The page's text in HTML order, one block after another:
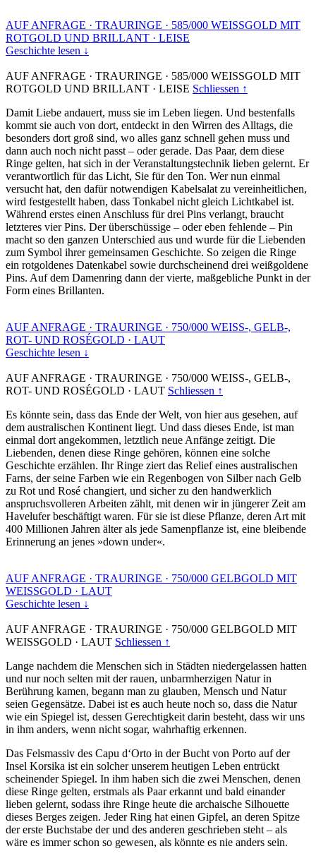
AUF ANFRAGE · TRAURINGE · 585/000 WEISSGOLD MIT
ROTGOLD UND BRILLANT · LEISE
Geschichte lesen ↓
AUF ANFRAGE · TRAURINGE · 585/000 WEISSGOLD MIT
ROTGOLD UND BRILLANT · LEISE Schliessen ↑
Damit Liebe andauert, muss sie im Leben liegen. Und bestenfalls
kommt sie auch von dort, entdeckt in den Wirren des Alltags, die
besonders dort groß sind, wo alles ganz schnell gehen muss und
dann auch noch nicht passt – oder gerade. Das Paar, dem diese
Ringe gelten, hat sich in der Veranstaltungstechnik lieben gelernt. Er
verantwortlich für das Licht, Sie für den Ton. Wer nun einmal
versucht hat, den dafür notwendigen Kabelsalat zu vereinheitlichen,
wird festgestellt haben, dass Tonkabel nicht gleich Lichtkabel ist.
Während erstes einen Anschluss für drei Pins verlangt, braucht
letzteres vier Pins. Der überschüssige – oder eben fehlende – Pin
macht so den ganzen Unterschied aus und wurde für die Liebenden
zum Symbol ihrer gemeinsamen Geschichte. So zeigen die Ringe
ein rotgoldenes Datenkabel sowie durchscheinend drei weißgoldene
Pins. Auf dem Damenring dann der vierte, maßgebliche Punkt in der
Form eines Brillanten.
AUF ANFRAGE · TRAURINGE · 750/000 WEISS-, GELB-,
ROT- UND ROSÉGOLD · LAUT
Geschichte lesen ↓
AUF ANFRAGE · TRAURINGE · 750/000 WEISS-, GELB-,
ROT- UND ROSÉGOLD · LAUT Schliessen ↑
Es könnte sein, dass das Ende der Welt, von hier aus gesehen, auf
dem australischen Kontinent liegt. Und dass dieses Ende, ist man
einmal dort angekommen, letztlich neue Anfänge zeitigt. Die
Liebenden, denen diese Ringe gehören, können eine solche
Geschichte erzählen. Ihr Ringe ziert das Relief eines australischen
Farns, der seine Farben wie ein Regenbogen von Silber nach Gelb
zu Rot und Rosé changiert, und sicher zu den handwerklich
anspruchsvolleren Arbeiten zählt, mit denen wir in jüngerer Zeit am
Havelufer beschäftigt waren. Für sie ist diese Pflanze, deren Art mit
400 Millionen Jahren älter als jede Samenpflanze ist, eine bleibende
Erinnerung an jenes »down under«.
AUF ANFRAGE · TRAURINGE · 750/000 GELBGOLD MIT
WEISSGOLD · LAUT
Geschichte lesen ↓
AUF ANFRAGE · TRAURINGE · 750/000 GELBGOLD MIT
WEISSGOLD · LAUT Schliessen ↑
Lange nachdem die Menschen sich in Städten niedergelassen hatten
und nur noch selten mit der rauen, unbarmherzigen Natur in
Berührung kamen, begann man zu glauben, Mensch und Natur
seien Gegensätze. Dabei ist es auch heute noch so, dass die Natur
wie ein Spiegel ist, dessen Gerechtigkeit darin besteht, dass wir uns
in ihm anders, wenn nicht sogar, wahrhaftig erkennen.
Das Felsmassiv des Capu d‘Orto in der Bucht von Porto auf der
Insel Korsika ist ein solcher unserem heutigen Leben entrückt
scheinender Spiegel. In ihm haben sich die zwei Menschen, denen
diese Ringe gelten, erstmals als Paar erkannt und bald einander
lieben gelernt, sodass ihre Ringe heute die archaische Silhouette
dieses Berges zeigen. Jeder Ring hat einen Gipfel, an deren Spitze
der erste Buchstabe der und des anderen geschrieben steht – als
wäre es immer schon so gewesen, als könnte es nie anders sein.